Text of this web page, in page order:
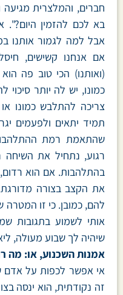
חברים, והמלצרית
בא לכם להזמין
אבל למה לגמור אותנו
אם אנחנו קשישים,
(ואותנו) הכי טוב פה
כמונו, יש לה יותר
צריכה להתלבש כמונו
תמיד יתאים ולפעמים
שהתאמת רמת
רגוע, נתחיל את השיחה
בהתלהבות. אם הוא
את הקצב בצורה
להם, כמובן. כי זו המטרה
אותי לשמוע בתגובות
שיהיה לך שבוע מעולה,
אמנות השכנוע, או: מה
אי אפשר לכפות על אדם
זה נקודתית, הוא ינסה